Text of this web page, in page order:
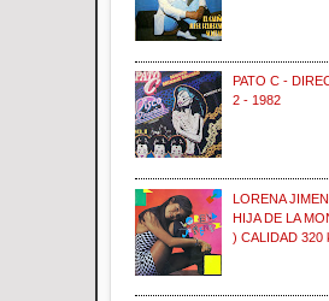
PATO C -
2 - 1982
LORENA
HIJA DE LA
) CALIDAD 320